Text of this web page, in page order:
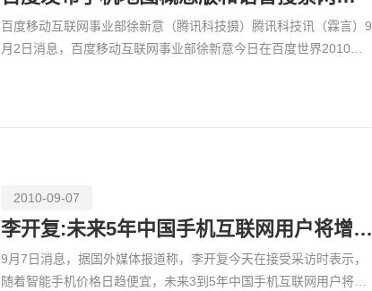
百度移动互联网事业部徐新意（腾讯科技摄）腾讯科技讯（霖言）9
月2日消息，百度移动互联网事业部徐新意今日在百度世界2010移
2010-09-07
李开复:未来5年中国手机互联网用户将增至8亿
9月7日消息，据国外媒体报道称，李开复今天在接受采访时表示，
随着智能手机价格日趋便宜，未来3到5年中国手机互联网用户将由